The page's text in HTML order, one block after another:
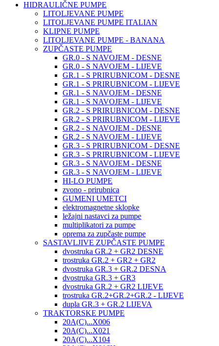
HIDRAULIČNE PUMPE
LITOLJEVANE PUMPE
LITOLJEVANE PUMPE ITALIAN
KLIPNE PUMPE
LITOLJEVANE PUMPE - BANANA
ZUPČASTE PUMPE
GR.0 - S NAVOJEM - DESNE
GR.0 - S NAVOJEM - LIJEVE
GR.1 - S PRIRUBNICOM - DESNE
GR.1 - S PRIRUBNICOM - LIJEVE
GR.1 - S NAVOJEM - DESNE
GR.1 - S NAVOJEM - LIJEVE
GR.2 - S PRIRUBNICOM - DESNE
GR.2 - S PRIRUBNICOM - LIJEVE
GR.2 - S NAVOJEM - DESNE
GR.2 - S NAVOJEM - LIJEVE
GR.3 - S PRIRUBNICOM - DESNE
GR.3 - S PRIRUBNICOM - LIJEVE
GR.3 - S NAVOJEM - DESNE
GR.3 - S NAVOJEM - LIJEVE
HI-LO PUMPE
zvono - prirubnica
GUMENI UMETCI
elektromagnetne sklopke
ležajni nastavci za pumpe
multiplikatori za pumpe
oprema za zupčaste pumpe
SASTAVLJIVE ZUPČASTE PUMPE
dvostruka GR.2 + GR2 DESNE
trostruka GR.2 + GR2 + GR2
dvostruka GR.3 + GR.2 DESNA
dvostruka GR.3 + GR3
dvostruka GR.2 + GR2 LIJEVE
trostruka GR.2+GR.2+GR.2 - LIJEVE
dupla GR.3 + GR.2 LIJEVA
TRAKTORSKE PUMPE
20A(C)...X006
20A(C)...X021
20A(C)...X104